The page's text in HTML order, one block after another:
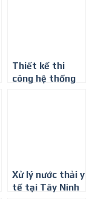
Thiết kế thi
công hệ thống
Xử lý nước thải y
tế tại Tây Ninh